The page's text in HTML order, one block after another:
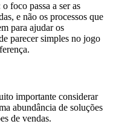
foco passa a ser as
e não os processos que
para ajudar os
parecer simples no jogo
importante considerar
abundância de soluções
de vendas.